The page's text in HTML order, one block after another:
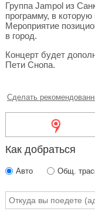
Группа Jampol из
программу, в
Мероприятие
в город.
Концерт будет
Пети Снопа.
Сделать
Как добраться
Авто Общ.